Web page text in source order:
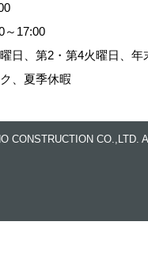
～17:00
日、第2・第4火曜日、年
、夏季休暇
CONSTRUCTION CO.,LTD.